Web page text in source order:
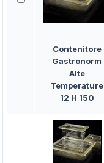
Contenitore
Gastronorm
Alte
Temperature
12 H 150